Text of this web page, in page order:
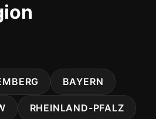
BAYERN
RHEINLAND-PFALZ